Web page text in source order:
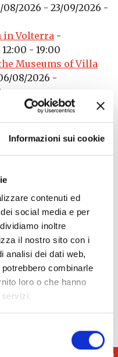
Informazioni sui cookie
contenuti ed
social media e per
inoltre
il nostro sito con i
analisi dei dati web,
combinarle
loro o che hanno
08/2026 - 23/09/2026 -
in Volterra -
- 19:00
Museums of Villa
08/2026 -
festival in Campo
19:00 - 23:30
- 06/08/2026 -
of Lari-
20:00 - 23:00
Calambrone
Tutto il giorno
in San Miniato
10:00 - 18:00
Abbey |
2026 - 10:00 - 19:00
Fortress-